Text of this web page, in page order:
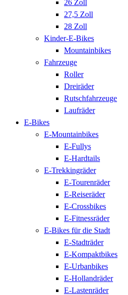
26 Zoll
27,5 Zoll
28 Zoll
Kinder-E-Bikes
Mountainbikes
Fahrzeuge
Roller
Dreiräder
Rutschfahrzeuge
Laufräder
E-Bikes
E-Mountainbikes
E-Fullys
E-Hardtails
E-Trekkingräder
E-Tourenräder
E-Reiseräder
E-Crossbikes
E-Fitnessräder
E-Bikes für die Stadt
E-Stadträder
E-Kompaktbikes
E-Urbanbikes
E-Hollandräder
E-Lastenräder